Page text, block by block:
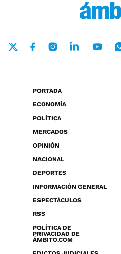
PORTADA
ECONOMÍA
POLÍTICA
MERCADOS
OPINIÓN
NACIONAL
DEPORTES
INFORMACIÓN GENERAL
ESPECTÁCULOS
RSS
POLÍTICA DE
PRIVACIDAD DE
ÁMBITO.COM